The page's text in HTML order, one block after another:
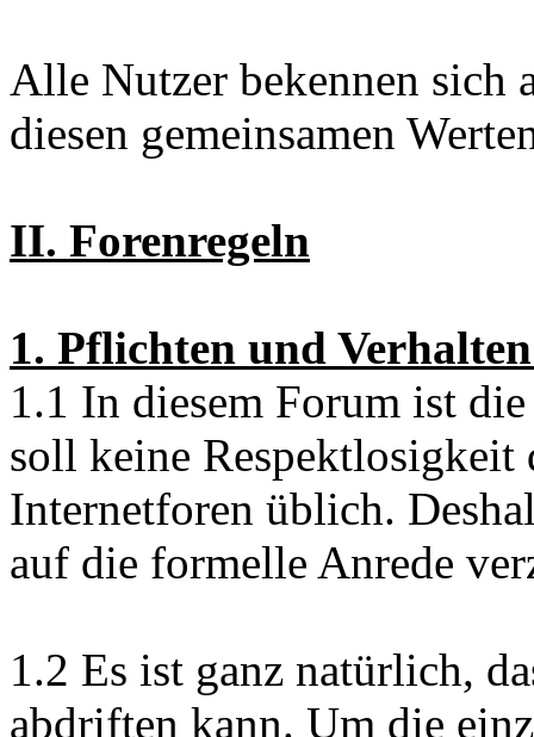
Alle Nutzer bekennen sich
diesen gemeinsamen
II. Forenregeln
1. Pflichten und
1.1 In diesem Forum ist
soll keine Respektlosigkeit
Internetforen üblich.
auf die formelle Anrede
1.2 Es ist ganz natürlich,
abdriften kann. Um die